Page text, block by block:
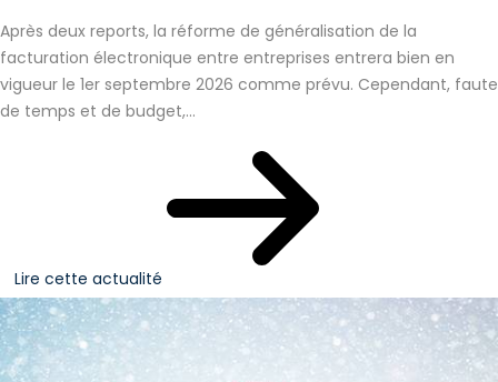
Après deux reports, la réforme de généralisation de la
facturation électronique entre entreprises entrera bien en
vigueur le 1er septembre 2026 comme prévu. Cependant, faute
de temps et de budget,...
Lire cette actualité